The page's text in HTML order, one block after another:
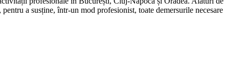
a susține, într-un mod profesionist, toate demersurile necesare